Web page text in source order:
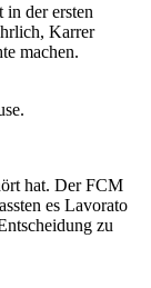
der ersten
Karrer
machen.
hat. Der FCM
es Lavorato
zu